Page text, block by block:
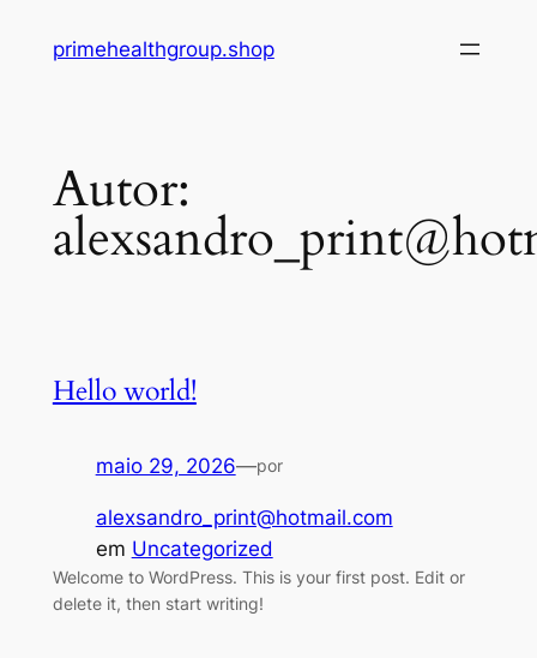
primehealthgroup.shop
Autor:
Hello world!
maio 29, 2026—por
alexsandro_print@hotmail.com
em Uncategorized
Welcome to WordPress. This is your first post. Edit or
delete it, then start writing!